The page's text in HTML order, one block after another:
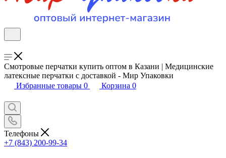
Смотровые перчатки купить оптом в Казани | Медицинские
латексные перчатки с доставкой - Мир Упаковки
Избранные товары 0 Корзина 0
Телефоны
+7 (843) 200-99-34